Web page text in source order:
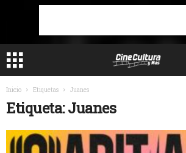
Inicio Etiquetas Juanes
Etiqueta: Juanes